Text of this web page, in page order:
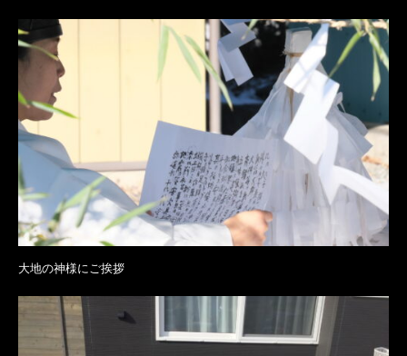
大地の神様にご挨拶